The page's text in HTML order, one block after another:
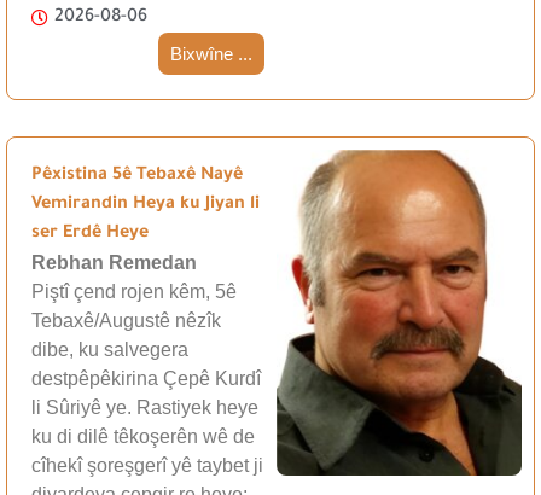
2026-08-06
Bixwîne ...
Pêxistina 5ê Tebaxê Nayê
Vemirandin Heya ku Jiyan li
ser Erdê Heye
Rebhan Remedan
Piştî çend rojen kêm, 5ê
Tebaxê/Augustê nêzîk
dibe, ku salvegera
destpêpêkirina Çepê Kurdî
li Sûriyê ye. Rastiyek heye
ku di dilê têkoşerên wê de
cîhekî şoreşgerî yê taybet ji